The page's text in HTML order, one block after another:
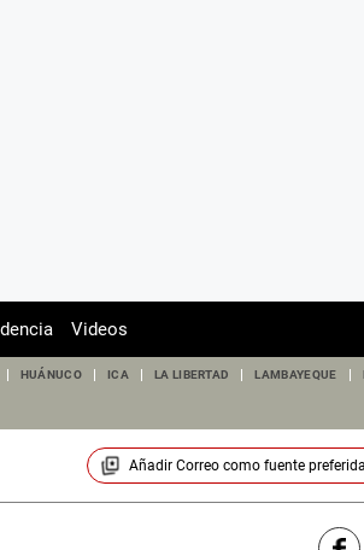
Videos
HUÁNUCO ICA LA LIBERTAD LAMBAYEQUE
Añadir Correocomo fuente